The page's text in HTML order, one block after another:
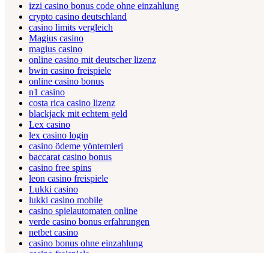
izzi casino bonus code ohne einzahlung
crypto casino deutschland
casino limits vergleich
Magius casino
magius casino
online casino mit deutscher lizenz
bwin casino freispiele
online casino bonus
n1 casino
costa rica casino lizenz
blackjack mit echtem geld
Lex casino
lex casino login
casino ödeme yöntemleri
baccarat casino bonus
casino free spins
leon casino freispiele
Lukki casino
lukki casino mobile
casino spielautomaten online
verde casino bonus erfahrungen
netbet casino
casino bonus ohne einzahlung